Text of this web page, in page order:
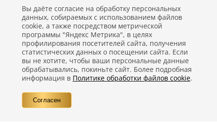
Политика конфиденциальности
Правовая информация
Контакты
Вы даёте согласие на обработку персональных
данных, собираемых с использованием файлов
cookie, а также посредством метрической
программы "Яндекс Метрика", в целях
профилирования посетителей сайта, получения
статистических данных о посещении сайта. Если
вы не хотите, чтобы ваши персональные данные
обрабатывались, покиньте сайт. Более подробная
информация в Политике обработки файлов cookie.
Согласен